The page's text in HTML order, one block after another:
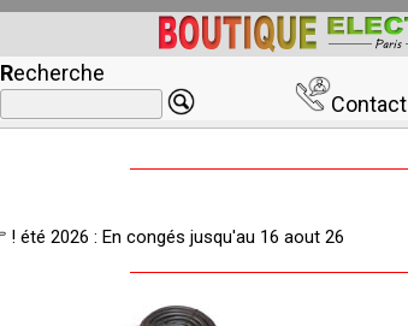
Recherche
Contact
! été 2026 : En congés jusqu'au 16 aout 26